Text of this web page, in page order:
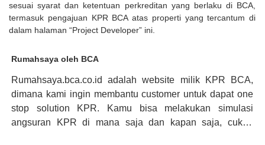
sesuai syarat dan ketentuan perkreditan yang berlaku di BCA,
termasuk pengajuan KPR BCA atas properti yang tercantum di
dalam halaman “Project Developer” ini.
Rumahsaya oleh BCA
Rumahsaya.bca.co.id adalah website milik KPR BCA,
dimana kami ingin membantu customer untuk dapat one
stop solution KPR. Kamu bisa melakukan simulasi
angsuran KPR di mana saja dan kapan saja, cukup